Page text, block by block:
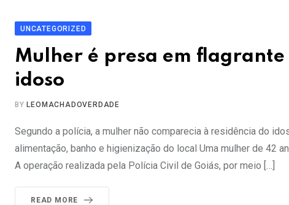
UNCATEGORIZED
Mulher é presa em
idoso
BY LEOMACHADOVERDADE
Segundo a polícia, a mulher não comparecia à residência do
alimentação, banho e higienização do local Uma mulher de 42
A operação realizada pela Polícia Civil de Goiás, por meio […]
READ MORE